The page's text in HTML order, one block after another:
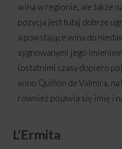
wina w regionie, ale także
pozycja jest tutaj dobrze
a powstające wina do
sygnowanymi jego
(ostatnimi czasy dopiero
wino Quiñón de Valmira,
również pojawia się imię i
L’Ermita